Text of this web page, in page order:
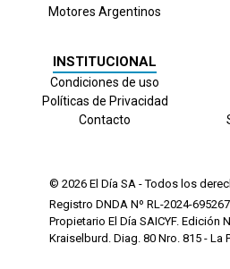
Motores Argentinos
INSTITUCIONAL
Condiciones de uso
Políticas de Privacidad
Contacto
© 2026 El Día SA - Todos los
Registro DNDA Nº RL-2024-
Propietario El Día SAICYF. Edición
Kraiselburd. Diag. 80 Nro. 815 - La